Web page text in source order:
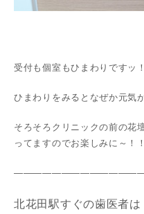
受付も個室もひまわりですッ！
ひまわりをみるとなぜか元気
そろそろクリニックの前の花
ってますのでお楽しみに～！！
北花田駅すぐの歯医者は